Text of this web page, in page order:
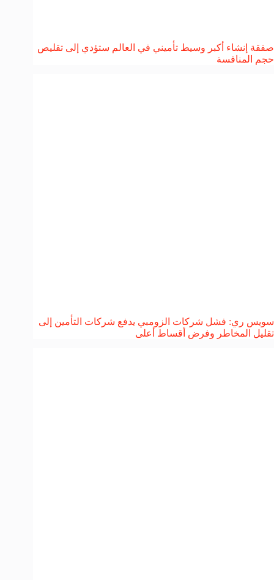
صفقة إنشاء أكبر وسيط تأميني في العالم ستؤدي إلى تقليص
حجم المنافسة
سويس ري: فشل شركات الزومبي يدفع شركات التأمين إلى
تقليل المخاطر وفرض أقساط أعلى